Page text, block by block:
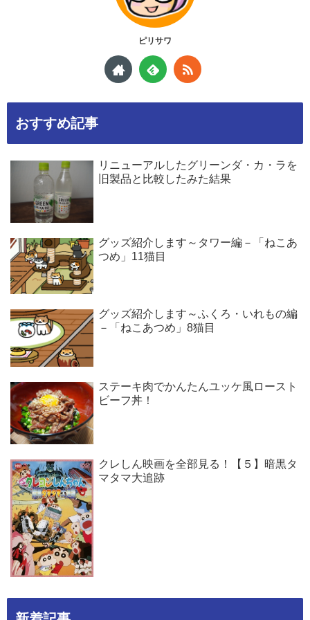
ピリサワ
おすすめ記事
リニューアルしたグリーンダ・カ・ラを
旧製品と比較したみた結果
グッズ紹介します～タワー編－「ねこあ
つめ」11猫目
グッズ紹介します～ふくろ・いれもの編
－「ねこあつめ」8猫目
ステーキ肉でかんたんユッケ風ロースト
ビーフ丼！
クレしん映画を全部見る！【５】暗黒タ
マタマ大追跡